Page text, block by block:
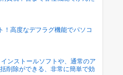
！高度なデフラグ機能でパソコ
ンストールソフトや、通常のア
削除ができる、非常に簡単で効